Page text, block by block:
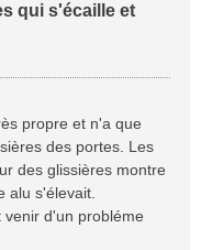
qui s'écaille et
propre et n'a que
des portes. Les
des glissières montre
alu s'élevait.
d'un probléme